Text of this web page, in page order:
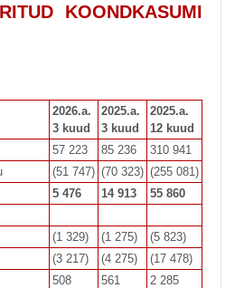
KOONDKASUMI
2026.a.
3 kuud
2025.a.
3 kuud
2025.a.
12 kuud
57 223 85 236
310 941
(51 747) (70 323) (255 081)
5 476 14 913 55 860
(1 329) (1 275)
(5 823)
(3 217) (4 275)
(17 478)
508 561
2 285